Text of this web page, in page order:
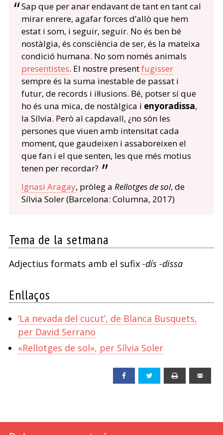
Sap que per anar endavant de tant en tant cal
mirar enrere, agafar forces d’allò que hem
estat i som, i seguir, seguir. No és ben bé
nostàlgia, és consciència de ser, és la mateixa
condició humana. No som només animals
presentistes. El nostre presentfugisser
sempre és la suma inestable de passat i
futur, de records i il·lusions. Bé, potser sí que
ho és una mica, de nostàlgica i enyoradissa,
la Sílvia. Però al capdavall, ¿no són les
persones que viuen amb intensitat cada
moment, que gaudeixen i assaboreixen el
que fan i el que senten, les que més motius
tenen per recordar?
Ignasi Aragay, pròleg a Rellotges de sol, de
Sílvia Soler (Barcelona: Columna, 2017)
Tema de la setmana
Adjectius formats amb el sufix -dís -dissa
Enllaços
‘La nevada del cucut’, de Blanca Busquets,
per David Serrano
«Rellotges de sol», per Sílvia Soler
Facebook Twitter